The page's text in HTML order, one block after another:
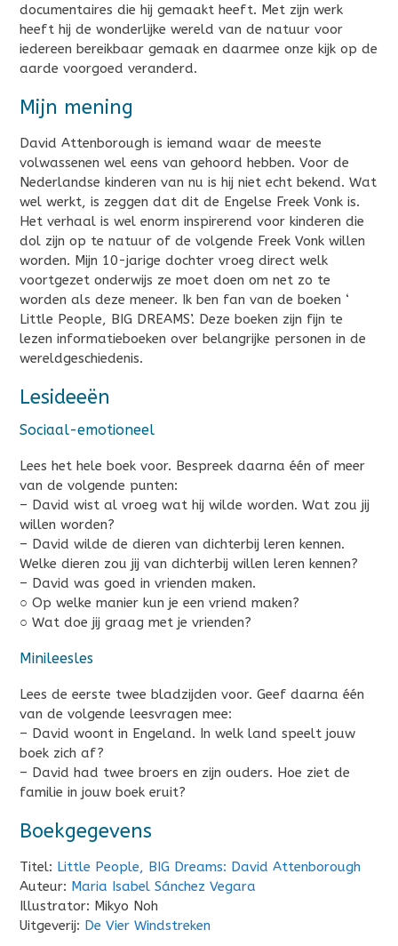
documentaires die hij gemaakt heeft. Met zijn werk
heeft hij de wonderlijke wereld van de natuur voor
iedereen bereikbaar gemaak en daarmee onze kijk op de
aarde voorgoed veranderd.
Mijn mening
David Attenborough is iemand waar de meeste
volwassenen wel eens van gehoord hebben. Voor de
Nederlandse kinderen van nu is hij niet echt bekend. Wat
wel werkt, is zeggen dat dit de Engelse Freek Vonk is.
Het verhaal is wel enorm inspirerend voor kinderen die
dol zijn op te natuur of de volgende Freek Vonk willen
worden. Mijn 10-jarige dochter vroeg direct welk
voortgezet onderwijs ze moet doen om net zo te
worden als deze meneer. Ik ben fan van de boeken ‘
Little People, BIG DREAMS’. Deze boeken zijn fijn te
lezen informatieboeken over belangrijke personen in de
wereldgeschiedenis.
Lesideeën
Sociaal-emotioneel
Lees het hele boek voor. Bespreek daarna één of meer
van de volgende punten:
– David wist al vroeg wat hij wilde worden. Wat zou jij
willen worden?
– David wilde de dieren van dichterbij leren kennen.
Welke dieren zou jij van dichterbij willen leren kennen?
– David was goed in vrienden maken.
○ Op welke manier kun je een vriend maken?
○ Wat doe jij graag met je vrienden?
Minileesles
Lees de eerste twee bladzijden voor. Geef daarna één
van de volgende leesvragen mee:
– David woont in Engeland. In welk land speelt jouw
boek zich af?
– David had twee broers en zijn ouders. Hoe ziet de
familie in jouw boek eruit?
Boekgegevens
Titel: Little People, BIG Dreams: David Attenborough
Auteur: Maria Isabel Sánchez Vegara
Illustrator: Mikyo Noh
Uitgeverij: De Vier Windstreken